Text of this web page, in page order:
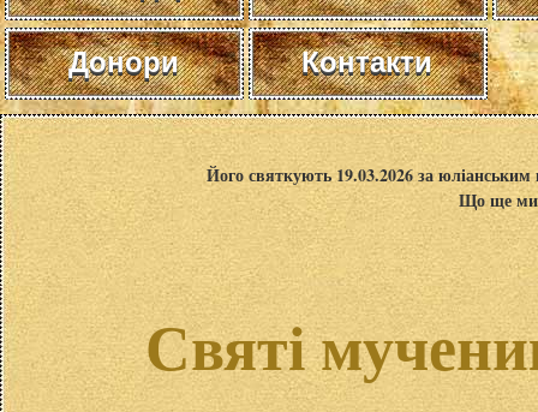
Донори Контакти
Його святкують 19.03.2026 за
Що ще ми
Святі